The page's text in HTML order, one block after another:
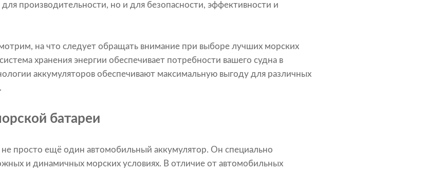
производительности, но и для безопасности, эффективности и
на что следует обращать внимание при выборе лучших морских
хранения энергии обеспечивает потребности вашего судна в
аккумуляторов обеспечивают максимальную выгоду для различных
батареи
просто ещё один автомобильный аккумулятор. Он специально
и динамичных морских условиях. В отличие от автомобильных